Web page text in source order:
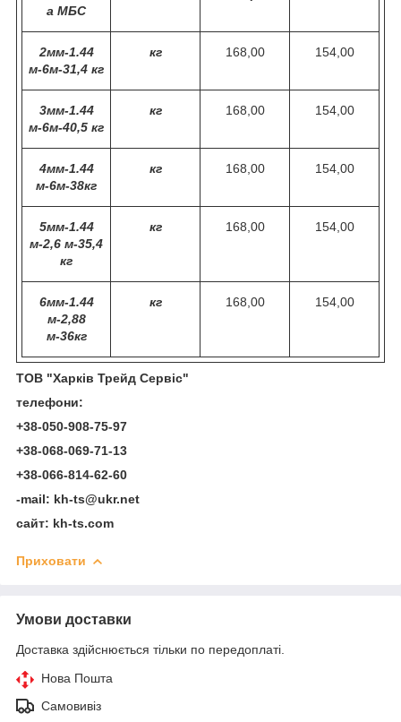
а МБС
2мм-1.44
м-6м-31,4 кг
кг 168,00 154,00
3мм-1.44
м-6м-40,5 кг
кг 168,00 154,00
4мм-1.44
м-6м-38кг
кг 168,00 154,00
5мм-1.44
м-2,6 м-35,4
кг
кг 168,00 154,00
6мм-1.44
м-2,88
м-36кг
кг 168,00 154,00
ТОВ "Харків Трейд Сервіс"
телефони:
+38-050-908-75-97
+38-068-069-71-13
+38-066-814-62-60
-mail: kh-ts@ukr.net
сайт: kh-ts.com
Приховати
Умови доставки
Доставка здійснюється тільки по передоплаті.
Нова Пошта
Самовивіз